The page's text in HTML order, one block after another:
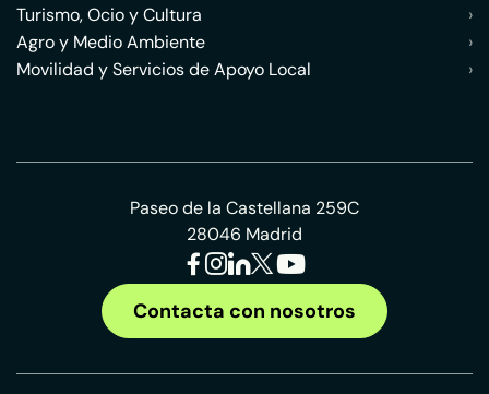
Turismo, Ocio y Cultura
›
Agro y Medio Ambiente
›
Movilidad y Servicios de Apoyo Local
›
Paseo de la Castellana 259C
28046 Madrid
Contacta con nosotros